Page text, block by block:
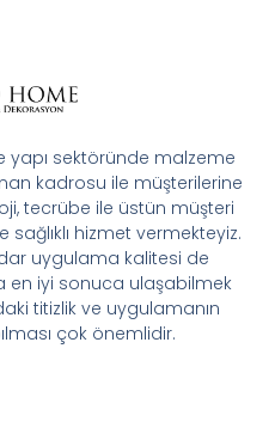
yapı sektöründe malzeme
kadrosu ile müşterilerine
tecrübe ile üstün müşteri
sağlıklı hizmet vermekteyiz.
uygulama kalitesi de
en iyi sonuca ulaşabilmek
titizlik ve uygulamanın
çok önemlidir.